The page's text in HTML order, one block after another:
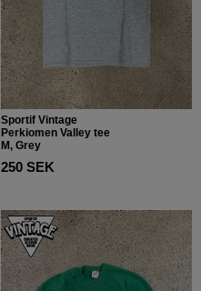
Sportif Vintage
Perkiomen Valley tee
M, Grey
250 SEK